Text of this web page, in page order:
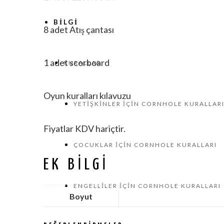
BILGI
KURALLAR
YETIŞKINLER İÇIN CORNHOLE KURALLARI
ÇOCUKLAR İÇIN CORNHOLE KURALLARI
ENGELLILER İÇIN CORNHOLE KURALLARI
8 adet Atış çantası
1 adet scorboard
Oyun kuralları kılavuzu
Fiyatlar KDV hariçtir.
EK BILGI
Boyut